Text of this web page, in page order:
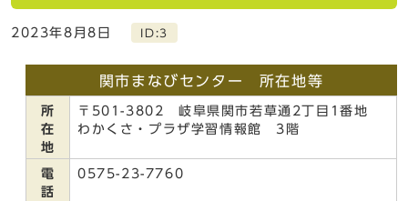
2023年8月8日 ID:3
関市まなびセンター 所在地等
所
在
地
〒501-3802 岐阜県関市若草通2丁目1番地
わかくさ・プラザ学習情報館 3階
電
話
0575-23-7760